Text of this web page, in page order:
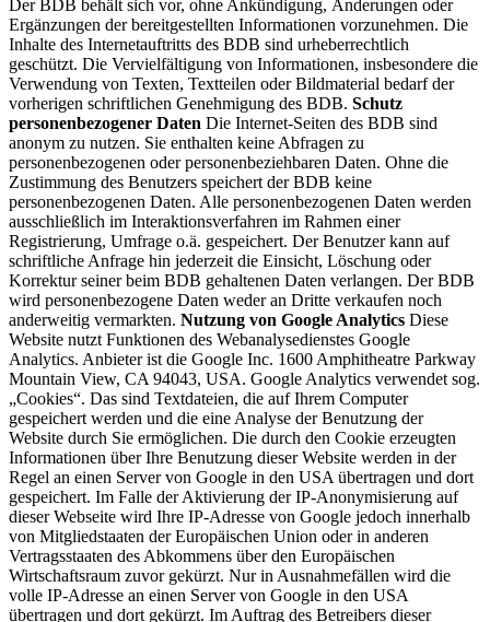
Der BDB behält sich vor, ohne Ankündigung, Änderungen oder
Ergänzungen der bereitgestellten Informationen vorzunehmen. Die
Inhalte des Internetauftritts des BDB sind urheberrechtlich
geschützt. Die Vervielfältigung von Informationen, insbesondere die
Verwendung von Texten, Textteilen oder Bildmaterial bedarf der
vorherigen schriftlichen Genehmigung des BDB. Schutz
personenbezogener Daten Die Internet-Seiten des BDB sind
anonym zu nutzen. Sie enthalten keine Abfragen zu
personenbezogenen oder personenbeziehbaren Daten. Ohne die
Zustimmung des Benutzers speichert der BDB keine
personenbezogenen Daten. Alle personenbezogenen Daten werden
ausschließlich im Interaktionsverfahren im Rahmen einer
Registrierung, Umfrage o.ä. gespeichert. Der Benutzer kann auf
schriftliche Anfrage hin jederzeit die Einsicht, Löschung oder
Korrektur seiner beim BDB gehaltenen Daten verlangen. Der BDB
wird personenbezogene Daten weder an Dritte verkaufen noch
anderweitig vermarkten. Nutzung von Google Analytics Diese
Website nutzt Funktionen des Webanalysedienstes Google
Analytics. Anbieter ist die Google Inc. 1600 Amphitheatre Parkway
Mountain View, CA 94043, USA. Google Analytics verwendet sog.
„Cookies“. Das sind Textdateien, die auf Ihrem Computer
gespeichert werden und die eine Analyse der Benutzung der
Website durch Sie ermöglichen. Die durch den Cookie erzeugten
Informationen über Ihre Benutzung dieser Website werden in der
Regel an einen Server von Google in den USA übertragen und dort
gespeichert. Im Falle der Aktivierung der IP-Anonymisierung auf
dieser Webseite wird Ihre IP-Adresse von Google jedoch innerhalb
von Mitgliedstaaten der Europäischen Union oder in anderen
Vertragsstaaten des Abkommens über den Europäischen
Wirtschaftsraum zuvor gekürzt. Nur in Ausnahmefällen wird die
volle IP-Adresse an einen Server von Google in den USA
übertragen und dort gekürzt. Im Auftrag des Betreibers dieser